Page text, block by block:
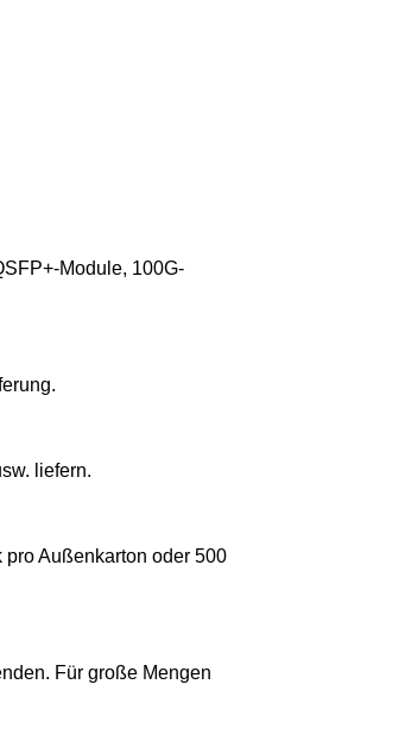
Module, 100G-
liefern.
Außenkarton oder 500
Für große Mengen